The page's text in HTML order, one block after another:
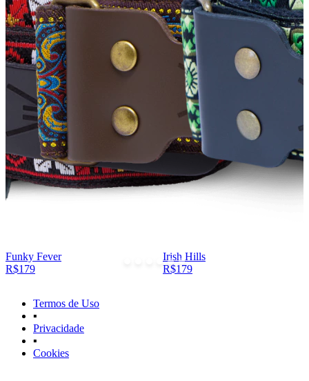
Funky Fever
R$179
Irish Hills
R$179
Termos de Uso
▪
Privacidade
▪
Cookies